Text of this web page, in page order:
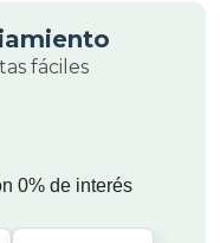
fáciles
0% de interés